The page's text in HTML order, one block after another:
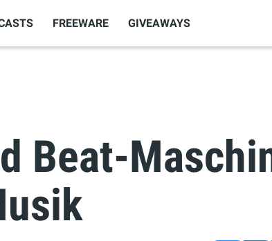
FREEWARE GIVEAWAYS
Beat-